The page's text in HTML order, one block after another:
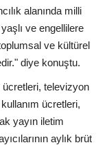
alanında milli
ve engellilere
ve kültürel
diye konuştu.
ücretleri, televizyon
ücretleri,
yayın iletim
aylık brüt